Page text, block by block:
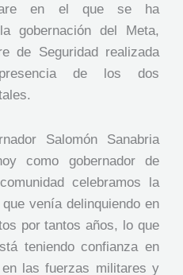
en el que se ha
gobernación del Meta,
de Seguridad realizada
de los dos
Salomón Sanabria
como gobernador de
celebramos la
venía delinquiendo en
por tantos años, lo que
teniendo confianza en
las fuerzas militares y